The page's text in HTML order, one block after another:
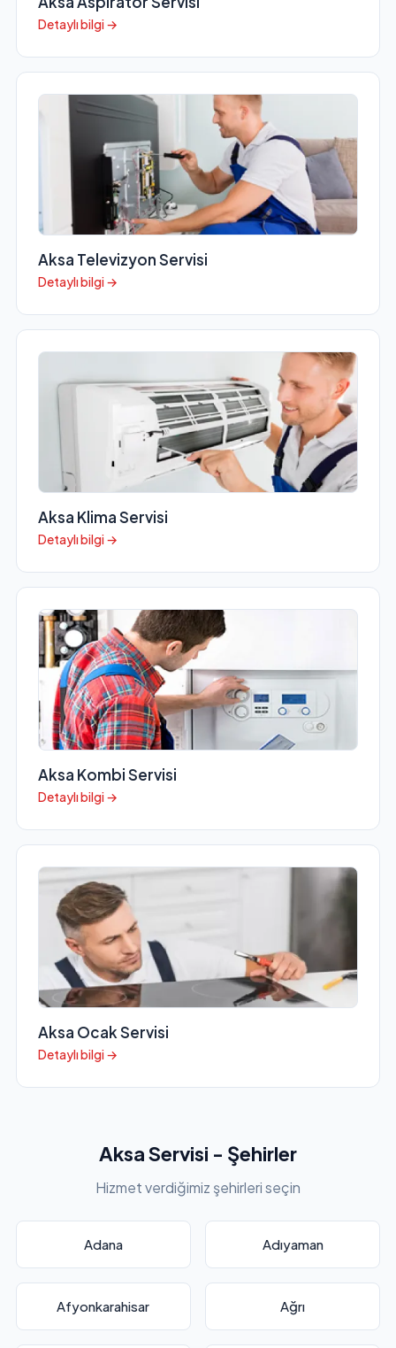
Detaylı bilgi →
Aksa Televizyon Servisi
Detaylı bilgi →
Aksa Klima Servisi
Detaylı bilgi →
Aksa Kombi Servisi
Detaylı bilgi →
Aksa Ocak Servisi
Detaylı bilgi →
Aksa Servisi - Şehirler
Hizmet verdiğimiz şehirleri seçin
Adana Adıyaman
Afyonkarahisar Ağrı